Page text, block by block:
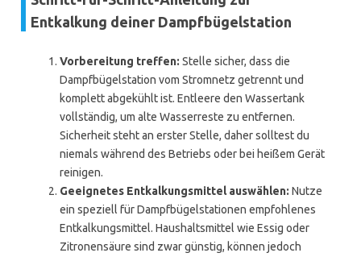
Entkalkung deiner Dampfbügelstation
Vorbereitung treffen: Stelle sicher, dass die
Dampfbügelstation vom Stromnetz getrennt und
komplett abgekühlt ist. Entleere den Wassertank
vollständig, um alte Wasserreste zu entfernen.
Sicherheit steht an erster Stelle, daher solltest du
niemals während des Betriebs oder bei heißem Gerät
reinigen.
Geeignetes Entkalkungsmittel auswählen: Nutze
ein speziell für Dampfbügelstationen empfohlenes
Entkalkungsmittel. Haushaltsmittel wie Essig oder
Zitronensäure sind zwar günstig, können jedoch